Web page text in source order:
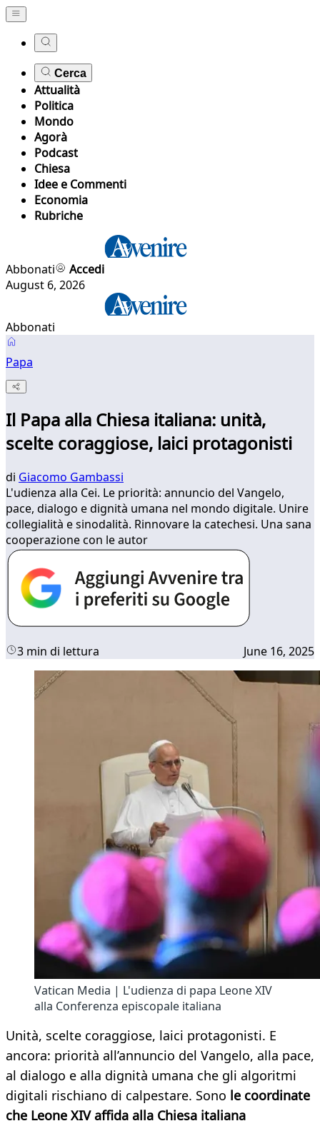
Cerca
Attualità
Politica
Mondo
Agorà
Podcast
Chiesa
Idee e Commenti
Economia
Rubriche
Abbonati
Accedi
August 6, 2026
Abbonati
Papa
Il Papa alla Chiesa italiana: unità,
scelte coraggiose, laici protagonisti
di Giacomo Gambassi
L'udienza alla Cei. Le priorità: annuncio del Vangelo,
pace, dialogo e dignità umana nel mondo digitale. Unire
collegialità e sinodalità. Rinnovare la catechesi. Una sana
cooperazione con le autor
3 min di lettura June 16, 2025
Vatican Media | L'udienza di papa Leone XIV
alla Conferenza episcopale italiana
Unità, scelte coraggiose, laici protagonisti. E
ancora: priorità all’annuncio del Vangelo, alla pace,
al dialogo e alla dignità umana che gli algoritmi
digitali rischiano di calpestare. Sono le coordinate
che Leone XIV affida alla Chiesa italiana